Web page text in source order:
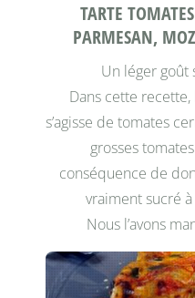
TARTE
PARMESAN,
Un léger goût
Dans cette recette,
s’agisse de tomates
grosses
conséquence de
vraiment sucré
Nous l’avons